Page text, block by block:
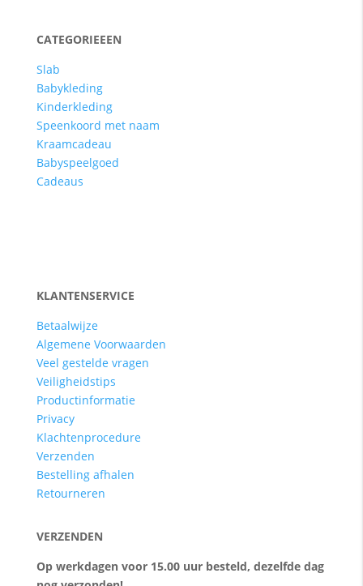
CATEGORIEEEN
Slab
Babykleding
Kinderkleding
Speenkoord met naam
Kraamcadeau
Babyspeelgoed
Cadeaus
KLANTENSERVICE
Betaalwijze
Algemene Voorwaarden
Veel gestelde vragen
Veiligheidstips
Productinformatie
Privacy
Klachtenprocedure
Verzenden
Bestelling afhalen
Retourneren
VERZENDEN
Op werkdagen voor 15.00 uur besteld, dezelfde dag